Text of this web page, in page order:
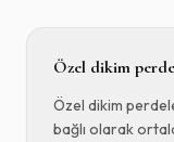
Özel dikim
Özel dikim
bağlı olarak